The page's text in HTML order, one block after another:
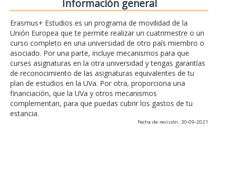
Información general
Erasmus+ Estudios es un programa de movilidad de la
Unión Europea que te permite realizar un cuatrimestre o un
curso completo en una universidad de otro país miembro o
asociado. Por una parte, incluye mecanismos para que
curses asignaturas en la otra universidad y tengas garantías
de reconocimiento de las asignaturas equivalentes de tu
plan de estudios en la UVa. Por otra, proporciona una
financiación, que la UVa y otros mecanismos
complementan, para que puedas cubrir los gastos de tu
estancia.
Fecha de revisión: 30-09-2021